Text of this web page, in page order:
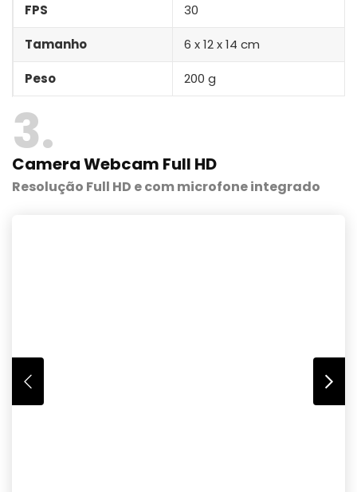
FPS 30
Tamanho ‎6 x 12 x 14 cm
Peso 200 g
3
Camera Webcam Full HD
Resolução Full HD e com microfone integrado